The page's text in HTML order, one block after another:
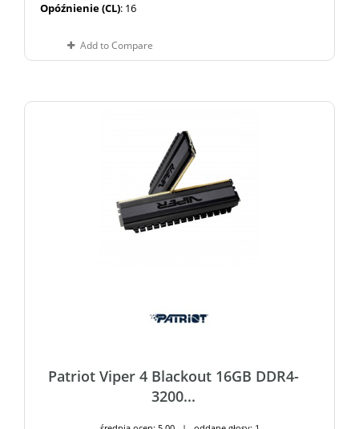
Opóźnienie (CL): 16
Add to Compare
Patriot Viper 4 Blackout 16GB DDR4-
3200...